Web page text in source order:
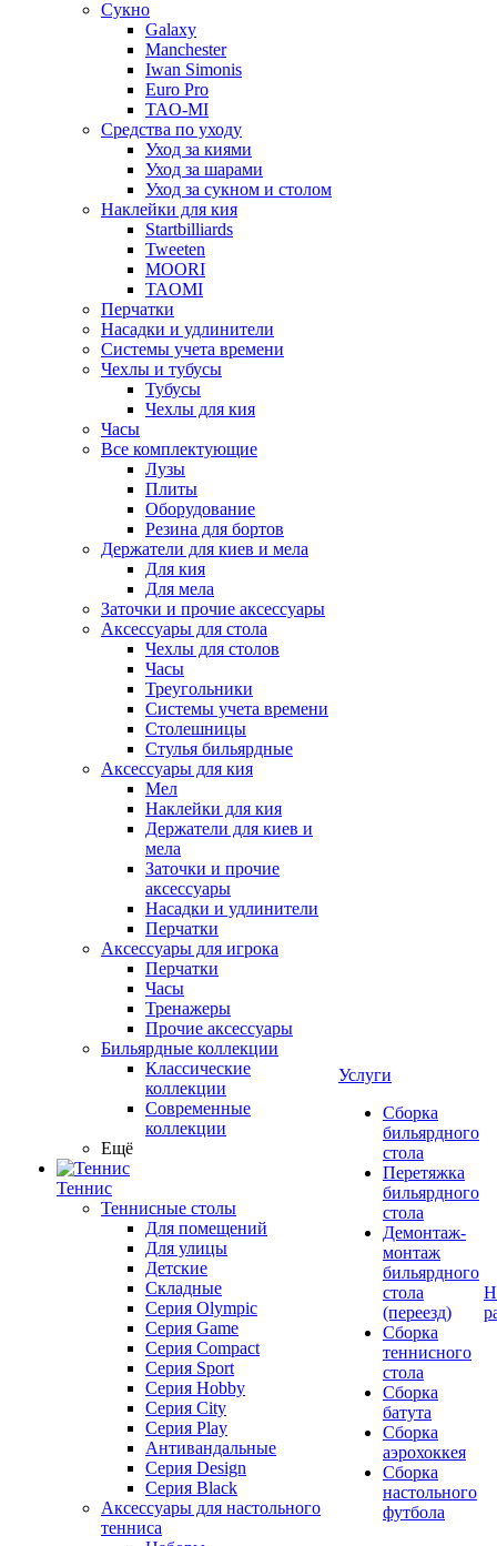
Сукно
Galaxy
Manchester
Iwan Simonis
Euro Pro
TAO-MI
Средства по уходу
Уход за киями
Уход за шарами
Уход за сукном и столом
Наклейки для кия
Startbilliards
Tweeten
MOORI
TAOMI
Перчатки
Насадки и удлинители
Системы учета времени
Чехлы и тубусы
Тубусы
Чехлы для кия
Часы
Все комплектующие
Лузы
Плиты
Оборудование
Резина для бортов
Держатели для киев и мела
Для кия
Для мела
Заточки и прочие аксессуары
Аксессуары для стола
Чехлы для столов
Часы
Треугольники
Системы учета времени
Столешницы
Стулья бильярдные
Аксессуары для кия
Мел
Наклейки для кия
Держатели для киев и
мела
Заточки и прочие
аксессуары
Насадки и удлинители
Перчатки
Аксессуары для игрока
Перчатки
Часы
Тренажеры
Прочие аксессуары
Бильярдные коллекции
Классические
коллекции
Современные
коллекции
Ещё
Теннис
Теннисные столы
Для помещений
Для улицы
Детские
Складные
Серия Olympic
Серия Game
Серия Compact
Серия Sport
Серия Hobby
Серия City
Серия Play
Антивандальные
Серия Design
Серия Black
Аксессуары для настольного
тенниса
Услуги
Сборка
бильярдного
стола
Перетяжка
бильярдного
стола
Демонтаж-
монтаж
бильярдного
стола
(переезд)
Сборка
теннисного
стола
Сборка
батута
Сборка
аэрохоккея
Сборка
настольного
футбола